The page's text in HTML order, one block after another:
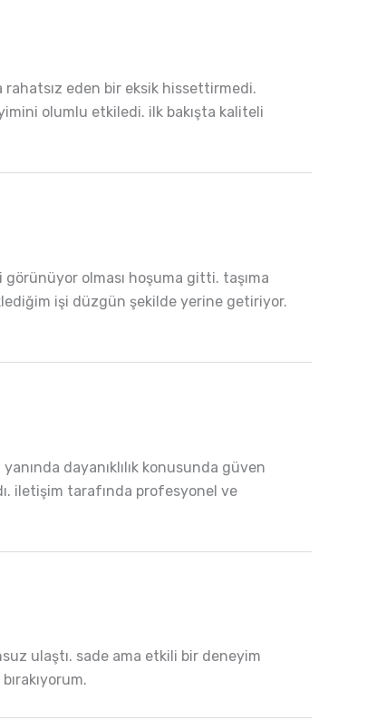
rahatsız eden bir eksik hissettirmedi.
olumlu etkiledi. ilk bakışta kaliteli
görünüyor olması hoşuma gitti. taşıma
işi düzgün şekilde yerine getiriyor.
dayanıklılık konusunda güven
iletişim tarafında profesyonel ve
ulaştı. sade ama etkili bir deneyim